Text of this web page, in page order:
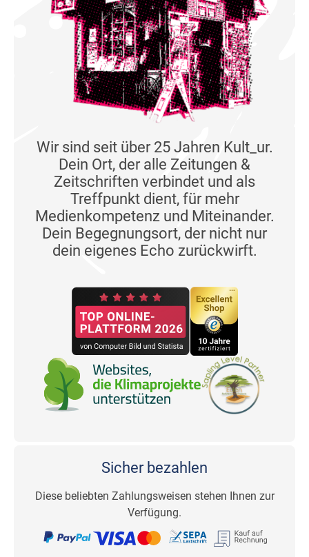
Wir sind seit über 25 Jahren Kult_ur.
Dein Ort, der alle Zeitungen &
Zeitschriften verbindet und als
Treffpunkt dient, für mehr
Medienkompetenz und Miteinander.
Dein Begegnungsort, der nicht nur
dein eigenes Echo zurückwirft.
Sicher bezahlen
Diese beliebten Zahlungsweisen stehen Ihnen zur
Verfügung.